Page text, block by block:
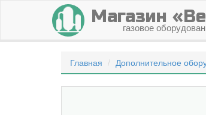
Магазин
газовое
Главная Дополнительное